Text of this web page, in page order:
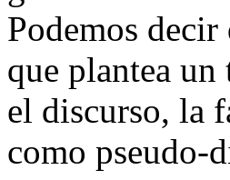
Podemos decir
que plantea un
el discurso, la
como pseudo-